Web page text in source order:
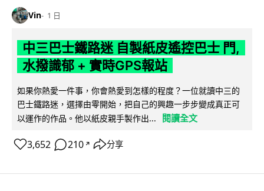
Vin 1 日
中三巴士鐵路迷 自製紙皮遙控巴士 門,
水撥識郁 + 實時GPS報站
如果你熱愛一件事，你會熱愛到怎樣的程度？一位就讀中三的
巴士鐵路迷，選擇由零開始，把自己的興趣一步步變成真正可
以運作的作品。他以紙皮親手製作出...
閱讀全文
3,652 210 ↗ 分享